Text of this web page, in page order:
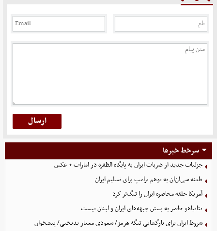
سرخط خبرها
جزئیات جدید از ضربات ایران به پایگاه الظفره در امارات + عکس
طعنه سی‌ان‌ان به توهم ترامپ برای تسلیم ایران
آمریکا حلقه محاصره ایران را تنگ‌تر کرد
نتانیاهو حاضر به بستن جبهه‌های ایران و لبنان نیست
شروط ایران برای بازگشایی تنگه هرمز/ سعودی معمار بدبختی/ پیشخوان